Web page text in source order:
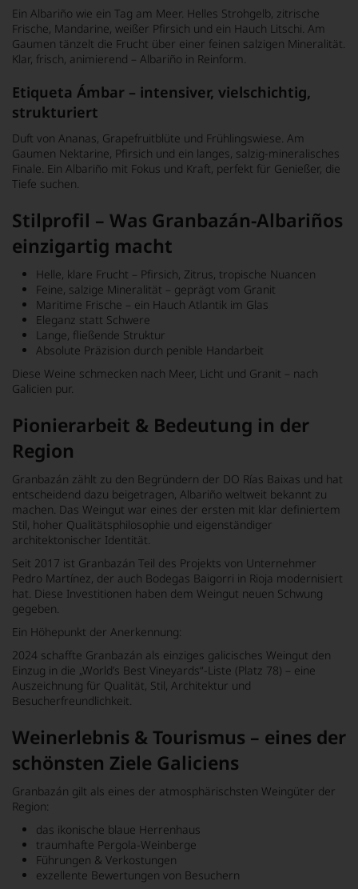
Ein Albariño wie ein Tag am Meer. Helles Strohgelb, zitrische
Frische, Mandarine, weißer Pfirsich und ein Hauch Litschi. Am
Gaumen tänzelt die Frucht über einer feinen salzigen Mineralität.
Klar, frisch, animierend – Albariño in Reinform.
Etiqueta Ámbar – intensiver, vielschichtig,
strukturiert
Duft von Ananas, Grapefruitblüte und Frühlingswiese. Am
Gaumen Nektarine, Pfirsich und ein langes, salzig-mineralisches
Finale. Ein Albariño mit Fokus und Kraft, perfekt für Genießer, die
Tiefe suchen.
Stilprofil – Was Granbazán-Albariños
einzigartig macht
Helle, klare Frucht – Pfirsich, Zitrus, tropische Nuancen
Feine, salzige Mineralität – geprägt vom Granit
Maritime Frische – ein Hauch Atlantik im Glas
Eleganz statt Schwere
Lange, fließende Struktur
Absolute Präzision durch penible Handarbeit
Diese Weine schmecken nach Meer, Licht und Granit – nach
Galicien pur.
Pionierarbeit & Bedeutung in der
Region
Granbazán zählt zu den Begründern der DO Rías Baixas und hat
entscheidend dazu beigetragen, Albariño weltweit bekannt zu
machen. Das Weingut war eines der ersten mit klar definiertem
Stil, hoher Qualitätsphilosophie und eigenständiger
architektonischer Identität.
Seit 2017 ist Granbazán Teil des Projekts von Unternehmer
Pedro Martínez, der auch Bodegas Baigorri in Rioja modernisiert
hat. Diese Investitionen haben dem Weingut neuen Schwung
gegeben.
Ein Höhepunkt der Anerkennung:
2024 schaffte Granbazán als einziges galicisches Weingut den
Einzug in die „World’s Best Vineyards“-Liste (Platz 78) – eine
Auszeichnung für Qualität, Stil, Architektur und
Besucherfreundlichkeit.
Weinerlebnis & Tourismus – eines der
schönsten Ziele Galiciens
Granbazán gilt als eines der atmosphärischsten Weingüter der
Region:
das ikonische blaue Herrenhaus
traumhafte Pergola-Weinberge
Führungen & Verkostungen
exzellente Bewertungen von Besuchern